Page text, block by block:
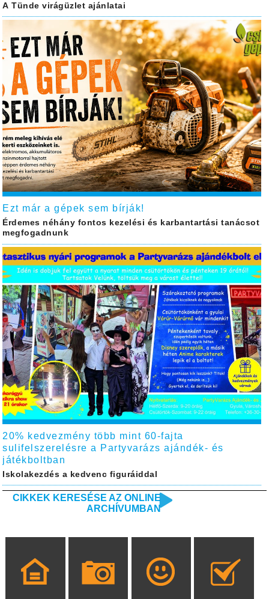
A Tünde virágüzlet ajánlatai
Ezt már a gépek sem bírják!
Érdemes néhány fontos kezelési és karbantartási tanácsot
megfogadnunk
20% kedvezmény több mint 60-fajta
sulifelszerelésre a Partyvarázs ajándék- és
játékboltban
Iskolakezdés a kedvenc figuráiddal
CIKKEK KERESÉSE AZ ONLINE
ARCHÍVUMBAN